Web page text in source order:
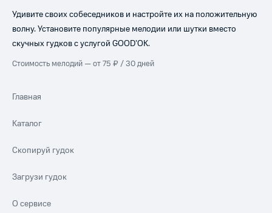
Удивите своих собеседников и настройте их на положительную
волну. Установите популярные мелодии или шутки вместо
скучных гудков с услугой GOOD’OK.
Стоимость мелодий — от 75 ₽ / 30 дней
Главная
Каталог
Скопируй гудок
Загрузи гудок
О сервисе